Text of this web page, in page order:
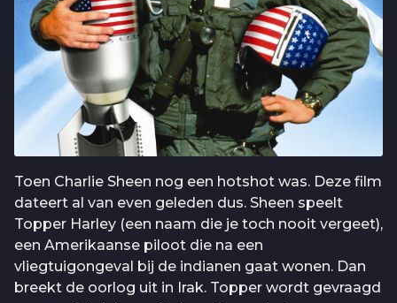
Toen Charlie Sheen nog een hotshot was. Deze film
dateert al van even geleden dus. Sheen speelt
Topper Harley (een naam die je toch nooit vergeet),
een Amerikaanse piloot die na een
vliegtuigongeval bij de indianen gaat wonen. Dan
breekt de oorlog uit in Irak. Topper wordt gevraagd